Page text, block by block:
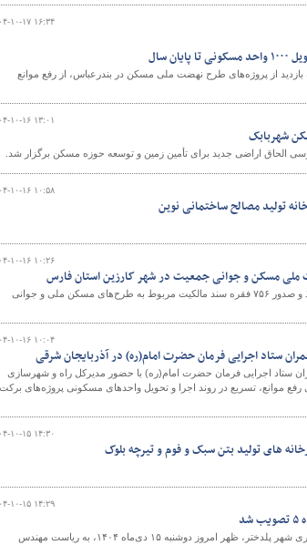
۱۴۰۴-۱۰-۱۷
سال
از پروژه‌های طرح نهضت ملی مسکن در بندرعباس، از رفع موانع
۱۴۰۴-۱۰-۱۶
شهربابک
اراضی جدید برای تأمین زمین و توسعه حوزه مسکن برگزار شد.
۱۴۰۴-۱۰-۱۶
تولید مصالح ساختمانی نوین
۱۴۰۴-۱۰-۱۶
رئیس اداره راه و شهرسازی شهرستان قیروکارزین از اخذ و صدور ۷۵۶ فقره سند مالکیت مربوط به طرح‌های مسکن ملی و جوانی
۱۴۰۴-۱۰-۱۶
ستاد اجرایی فرمان حضرت امام(ره) در آذربایجان شرقی
ستاد اجرایی فرمان حضرت امام(ره) با حضور مدیرکل راه و شهرسازی
رفع موانع، تسریع در روند اجرا و تحویل واحدهای مسکونی پروژه‌های برکت
۱۴۰۴-۱۰-۱۵
های تولید بتن سبک و فوم و تیرچه بلوک
۱۴۰۴-۱۰-۱۵
کمیسیون ماده ۵ با دستورکار بررسی طرح تفصیلی بازنگری شهر پلدختر، ظهر امروز دوشنبه ۱۵ دی‌ماه ۱۴۰۴، به ریاست مهندس